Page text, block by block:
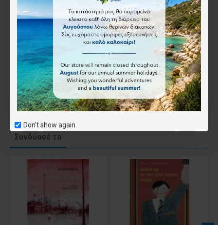
Don't show again.
12.00€
Επιθυμητό
Συνδύασέ το